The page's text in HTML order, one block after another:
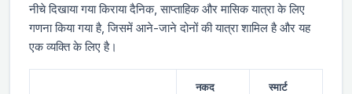
नीचे दिखाया गया किराया दैनिक, साप्ताहिक और मासिक यात्रा के लिए
गणना किया गया है, जिसमें आने-जाने दोनों की यात्रा शामिल है और यह
एक व्यक्ति के लिए है।
नकद
स्मार्ट